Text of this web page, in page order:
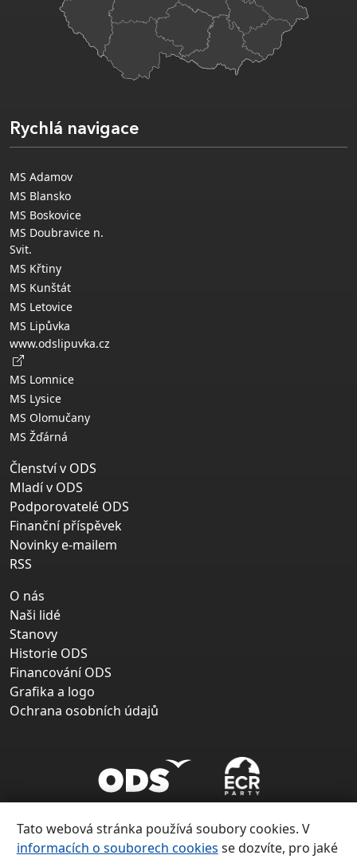
Rychlá navigace
MS Adamov
MS Blansko
MS Boskovice
MS Doubravice n.
Svit.
MS Křtiny
MS Kunštát
MS Letovice
MS Lipůvka
www.odslipuvka.cz
MS Lomnice
MS Lysice
MS Olomučany
MS Žďárná
Členství v ODS
Mladí v ODS
Podporovatelé ODS
Finanční příspěvek
Novinky e-mailem
RSS
O nás
Naši lidé
Stanovy
Historie ODS
Financování ODS
Grafika a logo
Ochrana osobních údajů
Tato webová stránka používá soubory cookies. V
informacích o souborech cookies se dozvíte, pro jaké